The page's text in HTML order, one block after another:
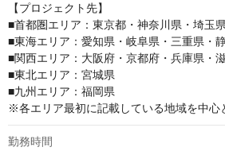
【プロジェクト先】
■首都圏エリア：東京都・神奈川県・埼玉県
■東海エリア：愛知県・岐阜県・三重県・
■関西エリア：大阪府・京都府・兵庫県・
■東北エリア：宮城県
■九州エリア：福岡県
※各エリア最初に記載している地域を中心
勤務時間